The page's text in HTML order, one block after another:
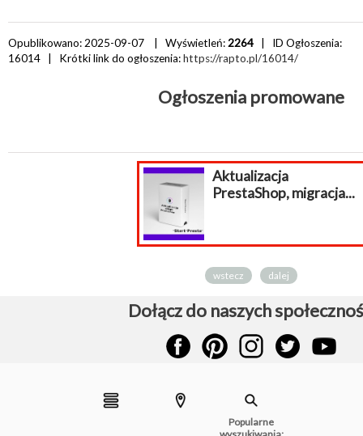
Opublikowano: 2025-09-07 | Wyświetleń: 2264 | ID Ogłoszenia:
16014 | Krótki link do ogłoszenia:https://rapto.pl/16014/
Ogłoszenia promowane
Aktualizacja
PrestaShop, migracja...
wstecz dalej
Dołącz do naszych
Popularne